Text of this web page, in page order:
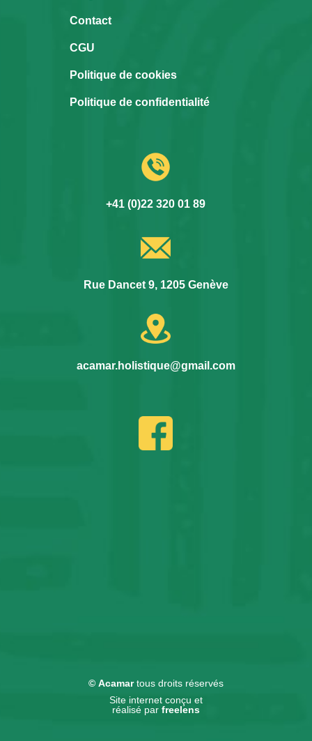
Contact
CGU
Politique de cookies
Politique de confidentialité
+41 (0)22 320 01 89
Rue Dancet 9, 1205 Genève
acamar.holistique@gmail.com
© Acamartous droits réservés
Site internet conçu et
réalisé par freelens